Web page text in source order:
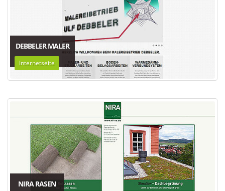
DEBBELER MALER
Internetseite
NIRA RASEN